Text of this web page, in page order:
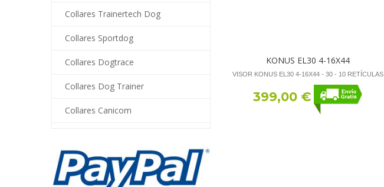
Collares Trainertech Dog
Collares Sportdog
Collares Dogtrace
Collares Dog Trainer
Collares Canicom
KONUS EL30 4-16X44
VISOR KONUS EL30 4-16X44 - 30 - 10 RETÍCULAS
399,00 €